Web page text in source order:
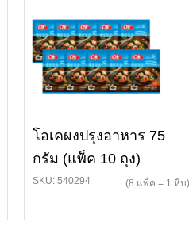
โอเคผงปรุงอาหาร 75
กรัม (แพ็ค 10 ถุง)
SKU: 540294 (8 แพ็ค = 1 หีบ)